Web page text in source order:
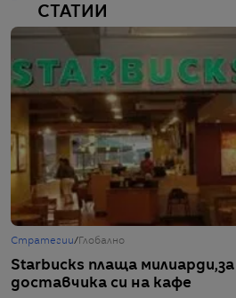
СТАТИИ
Стратегии/ Глобално
Starbucks плаща милиарди,за
доставчика си на кафе